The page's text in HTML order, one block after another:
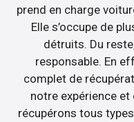
prend en charge
Elle s’occupe de
détruits. Du
responsable. En
complet de
notre expérience
récupérons tous